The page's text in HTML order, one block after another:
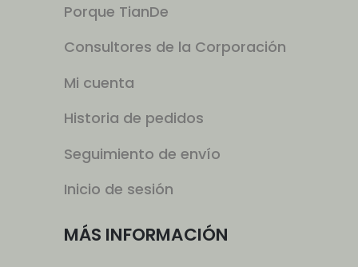
Porque TianDe
Consultores de la Corporación
Mi cuenta
Historia de pedidos
Seguimiento de envío
Inicio de sesión
MÁS INFORMACIÓN